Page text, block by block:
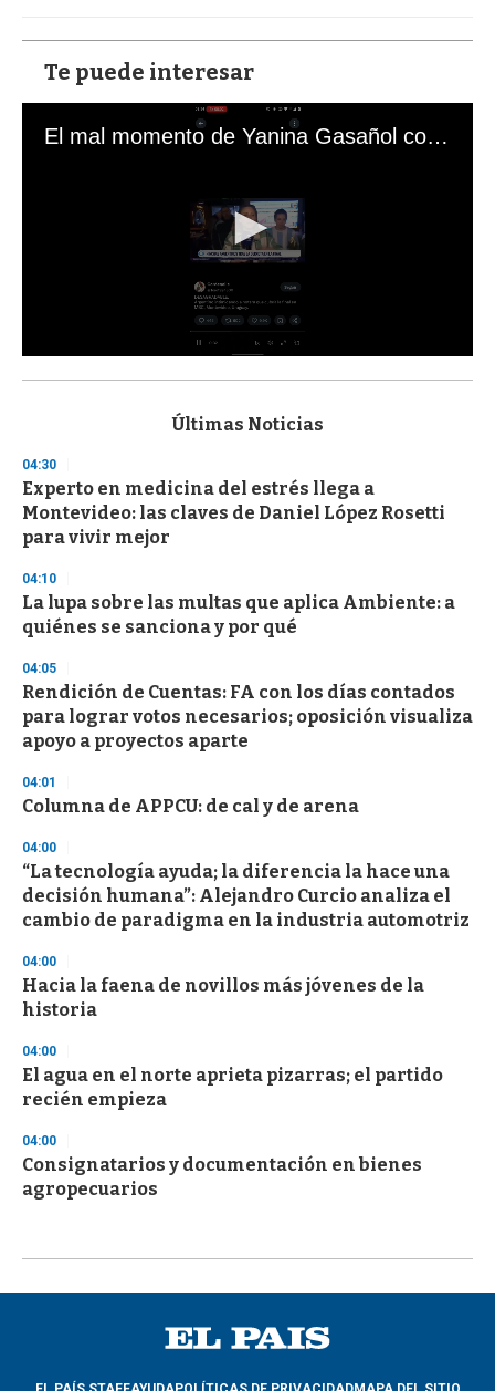
Te puede interesar
El mal momento de Yanina Gasañol con un hincha argentino en "Subrayado"
s
d
s
o
f
3
s
e
c
o
d
s
Últimas Noticias
04:30
Experto en medicina del estrés llega a
Montevideo: las claves de Daniel López Rosetti
para vivir mejor
04:10
La lupa sobre las multas que aplica Ambiente: a
quiénes se sanciona y por qué
04:05
Rendición de Cuentas: FA con los días contados
para lograr votos necesarios; oposición visualiza
apoyo a proyectos aparte
04:01
Columna de APPCU: de cal y de arena
04:00
“La tecnología ayuda; la diferencia la hace una
decisión humana”: Alejandro Curcio analiza el
cambio de paradigma en la industria automotriz
04:00
Hacia la faena de novillos más jóvenes de la
historia
04:00
El agua en el norte aprieta pizarras; el partido
recién empieza
04:00
Consignatarios y documentación en bienes
agropecuarios